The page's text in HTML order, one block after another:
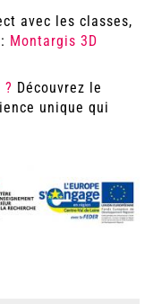
avec les classes,
Montargis 3D
Découvrez le
unique qui